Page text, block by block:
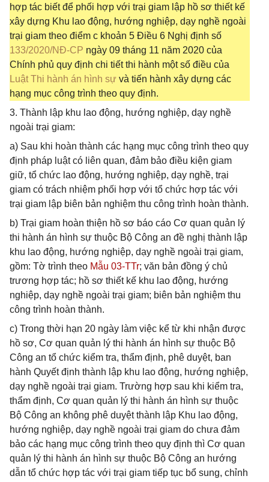
hợp tác biết để phối hợp với trại giam lập hồ sơ thiết kế
xây dựng Khu lao động, hướng nghiệp, dạy nghề ngoài
trại giam theo điểm c khoản 5 Điều 6 Nghị định số
133/2020/NĐ-CP ngày 09 tháng 11 năm 2020 của
Chính phủ quy định chi tiết thi hành một số điều của
Luật Thi hành án hình sự và tiến hành xây dựng các
hạng mục công trình theo quy định.
3. Thành lập khu lao động, hướng nghiệp, dạy nghề
ngoài trại giam:
a) Sau khi hoàn thành các hạng mục công trình theo quy
định pháp luật có liên quan, đảm bảo điều kiện giam
giữ, tổ chức lao động, hướng nghiệp, dạy nghề, trại
giam có trách nhiệm phối hợp với tổ chức hợp tác với
trại giam lập biên bản nghiệm thu công trình hoàn thành.
b) Trại giam hoàn thiện hồ sơ báo cáo Cơ quan quản lý
thi hành án hình sự thuộc Bộ Công an đề nghị thành lập
khu lao động, hướng nghiệp, dạy nghề ngoài trại giam,
gồm: Tờ trình theo Mẫu 03-TTr; văn bản đồng ý chủ
trương hợp tác; hồ sơ thiết kế khu lao động, hướng
nghiệp, dạy nghề ngoài trại giam; biên bản nghiệm thu
công trình hoàn thành.
c) Trong thời hạn 20 ngày làm việc kể từ khi nhận được
hồ sơ, Cơ quan quản lý thi hành án hình sự thuộc Bộ
Công an tổ chức kiểm tra, thẩm định, phê duyệt, ban
hành Quyết định thành lập khu lao động, hướng nghiệp,
dạy nghề ngoài trại giam. Trường hợp sau khi kiểm tra,
thẩm định, Cơ quan quản lý thi hành án hình sự thuộc
Bộ Công an không phê duyệt thành lập Khu lao động,
hướng nghiệp, dạy nghề ngoài trại giam do chưa đảm
bảo các hạng mục công trình theo quy định thì Cơ quan
quản lý thi hành án hình sự thuộc Bộ Công an hướng
dẫn tổ chức hợp tác với trại giam tiếp tục bổ sung, chỉnh